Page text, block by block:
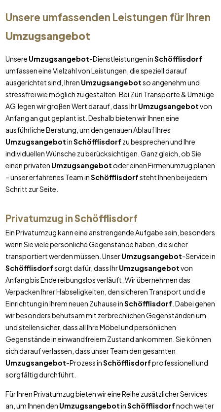
Unsere umfassenden Leistungen für Ihren
Umzugsangebot
Unsere Umzugsangebot-Dienstleistungen inSchöfflisdorf
umfassen eine Vielzahl von Leistungen, die speziell darauf
ausgerichtet sind, Ihren Umzugsangebotso angenehm und
stressfrei wie möglich zu gestalten. Bei Züri Transporte & Umzüge
AG legen wir großen Wert darauf, dass IhrUmzugsangebotvon
Anfang an gut geplant ist. Deshalb bieten wir Ihnen eine
ausführliche Beratung, um den genauen Ablauf Ihres
UmzugsangebotinSchöfflisdorf zu besprechen und Ihre
individuellen Wünsche zu berücksichtigen. Ganz gleich, ob Sie
einen privaten Umzugsangebotoder einen Firmenumzug planen
– unser erfahrenes Team inSchöfflisdorfsteht Ihnen bei jedem
Schritt zur Seite.
Privatumzug inSchöfflisdorf
Ein Privatumzug kann eine anstrengende Aufgabe sein, besonders
wenn Sie viele persönliche Gegenstände haben, die sicher
transportiert werden müssen. UnserUmzugsangebot-Service in
Schöfflisdorfsorgt dafür, dass IhrUmzugsangebotvon
Anfang bis Ende reibungslos verläuft. Wir übernehmen das
Verpacken Ihrer Habseligkeiten, den sicheren Transport und die
Einrichtung in Ihrem neuen Zuhause inSchöfflisdorf . Dabei gehen
wir besonders behutsam mit zerbrechlichen Gegenständen um
und stellen sicher, dass all Ihre Möbel und persönlichen
Gegenstände in einwandfreiem Zustand ankommen. Sie können
sich darauf verlassen, dass unser Team den gesamten
Umzugsangebot-Prozess inSchöfflisdorfprofessionell und
sorgfältig durchführt.
Für Ihren Privatumzug bieten wir eine Reihe zusätzlicher Services
an, um Ihnen den UmzugsangebotinSchöfflisdorfnoch weiter